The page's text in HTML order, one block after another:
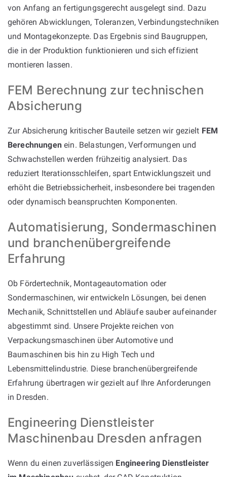
von Anfang an fertigungsgerecht ausgelegt sind. Dazu
gehören Abwicklungen, Toleranzen, Verbindungstechniken
und Montagekonzepte. Das Ergebnis sind Baugruppen,
die in der Produktion funktionieren und sich effizient
montieren lassen.
FEM Berechnung zur technischen
Absicherung
Zur Absicherung kritischer Bauteile setzen wir gezielt FEM
Berechnungenein. Belastungen, Verformungen und
Schwachstellen werden frühzeitig analysiert. Das
reduziert Iterationsschleifen, spart Entwicklungszeit und
erhöht die Betriebssicherheit, insbesondere bei tragenden
oder dynamisch beanspruchten Komponenten.
Automatisierung, Sondermaschinen
und branchenübergreifende
Erfahrung
Ob Fördertechnik, Montageautomation oder
Sondermaschinen, wir entwickeln Lösungen, bei denen
Mechanik, Schnittstellen und Abläufe sauber aufeinander
abgestimmt sind. Unsere Projekte reichen von
Verpackungsmaschinen über Automotive und
Baumaschinen bis hin zu High Tech und
Lebensmittelindustrie. Diese branchenübergreifende
Erfahrung übertragen wir gezielt auf Ihre Anforderungen
in Dresden.
Engineering Dienstleister
Maschinenbau Dresden anfragen
Wenn du einen zuverlässigen Engineering Dienstleister